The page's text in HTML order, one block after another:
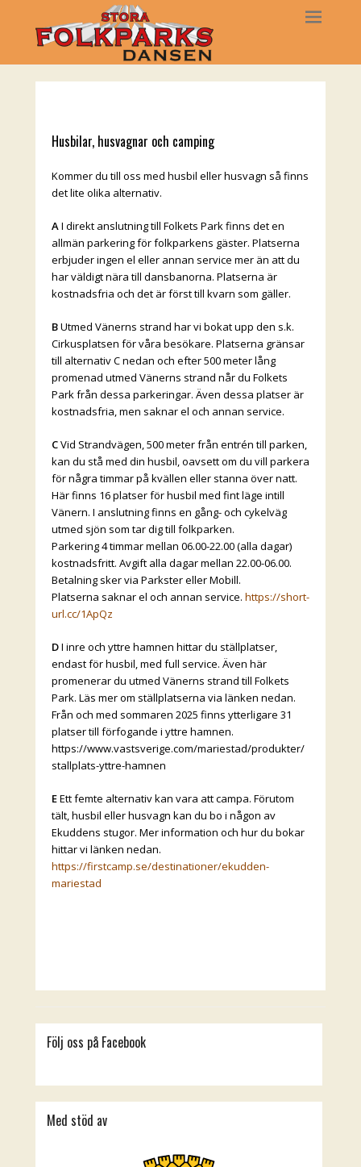
Husbilar, husvagnar och camping
Kommer du till oss med husbil eller husvagn så finns
det lite olika alternativ.
AI direkt anslutning till Folkets Park finns det en
allmän parkering för folkparkens gäster. Platserna
erbjuder ingen el eller annan service mer än att du
har väldigt nära till dansbanorna. Platserna är
kostnadsfria och det är först till kvarn som gäller.
BUtmed Vänerns strand har vi bokat upp den s.k.
Cirkusplatsen för våra besökare. Platserna gränsar
till alternativ C nedan och efter 500 meter lång
promenad utmed Vänerns strand når du Folkets
Park från dessa parkeringar. Även dessa platser är
kostnadsfria, men saknar el och annan service.
CVid Strandvägen, 500 meter från entrén till parken,
kan du stå med din husbil, oavsett om du vill parkera
för några timmar på kvällen eller stanna över natt.
Här finns 16 platser för husbil med fint läge intill
Vänern. I anslutning finns en gång- och cykelväg
utmed sjön som tar dig till folkparken.
Parkering 4 timmar mellan 06.00-22.00 (alla dagar)
kostnadsfritt. Avgift alla dagar mellan 22.00-06.00.
Betalning sker via Parkster eller Mobill.
Platserna saknar el och annan service. https://short-
url.cc/1ApQz
DI inre och yttre hamnen hittar du ställplatser,
endast för husbil, med full service. Även här
promenerar du utmed Vänerns strand till Folkets
Park. Läs mer om ställplatserna via länken nedan.
Från och med sommaren 2025 finns ytterligare 31
platser till förfogande i yttre hamnen.
https://www.vastsverige.com/mariestad/produkter/
stallplats-yttre-hamnen
EEtt femte alternativ kan vara att campa. Förutom
tält, husbil eller husvagn kan du bo i någon av
Ekuddens stugor. Mer information och hur du bokar
hittar vi länken nedan.
https://firstcamp.se/destinationer/ekudden-
mariestad
Följ oss på Facebook
Med stöd av